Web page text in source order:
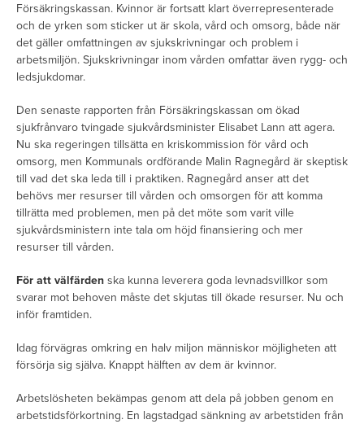
Försäkringskassan. Kvinnor är fortsatt klart överrepresenterade
och de yrken som sticker ut är skola, vård och omsorg, både när
det gäller omfattningen av sjukskrivningar och problem i
arbetsmiljön. Sjukskrivningar inom vården omfattar även rygg- och
ledsjukdomar.
Den senaste rapporten från Försäkringskassan om ökad
sjukfrånvaro tvingade sjukvårdsminister Elisabet Lann att agera.
Nu ska regeringen tillsätta en kriskommission för vård och
omsorg, men Kommunals ordförande Malin Ragnegård är skeptisk
till vad det ska leda till i praktiken. Ragnegård anser att det
behövs mer resurser till vården och omsorgen för att komma
tillrätta med problemen, men på det möte som varit ville
sjukvårdsministern inte tala om höjd finansiering och mer
resurser till vården.
För att välfärden ska kunna leverera goda levnadsvillkor som
svarar mot behoven måste det skjutas till ökade resurser. Nu och
inför framtiden.
Idag förvägras omkring en halv miljon människor möjligheten att
försörja sig själva. Knappt hälften av dem är kvinnor.
Arbetslösheten bekämpas genom att dela på jobben genom en
arbetstidsförkortning. En lagstadgad sänkning av arbetstiden från